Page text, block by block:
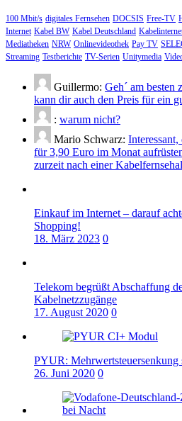
100 Mbit/s digitales Fernsehen DOCSIS Free-TV
Internet Kabel BW Kabel Deutschland
Mediatheken NRW Onlinevideothek Pay TV
Streaming Testberichte TV-Serien Unitymedia
Guillermo: Geh´ am besten
kann dir auch den Preis für ein
: warum nicht?
Mario Schwarz:
für 3,90 Euro im Monat
zurzeit nach einer
Einkauf im Internet – darauf
Shopping!
18. März 2023 0
Telekom begrüßt Abschaffung
Kabelnetzzugänge
17. August 2020 0
PYUR: Mehrwertsteuersenkung
26. Juni 2020 0